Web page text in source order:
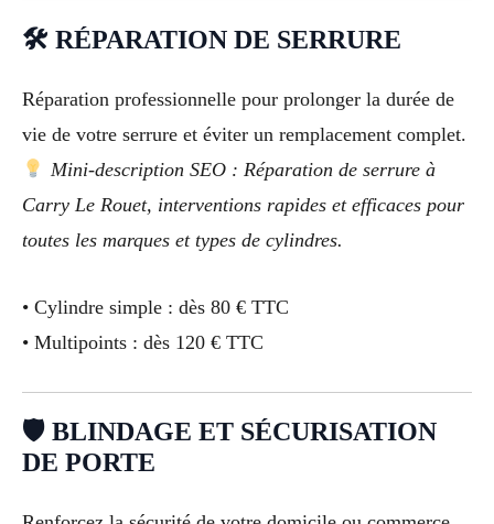
🛠 RÉPARATION DE SERRURE
Réparation professionnelle pour prolonger la durée de
vie de votre serrure et éviter un remplacement complet.
Mini-description SEO : Réparation de serrure à
Carry Le Rouet, interventions rapides et efficaces pour
toutes les marques et types de cylindres.
• Cylindre simple : dès 80 € TTC
• Multipoints : dès 120 € TTC
🛡 BLINDAGE ET SÉCURISATION
DE PORTE